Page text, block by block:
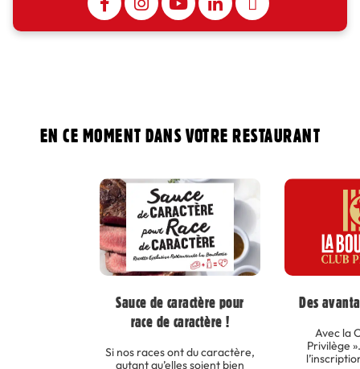
Rejoignez-nous sur Facebook
Suivez-nous sur Instagram
Suivez-nous sur Youtube
Suivez-nous sur Linkedin
Suivez-nous sur TikTok
EN CE MOMENT DANS VOTRE RESTAURANT
Sauce de caractère pour
race de caractère !
Si nos races ont du caractère,
autant qu’elles soient bien
Des
Avec la
Privilège